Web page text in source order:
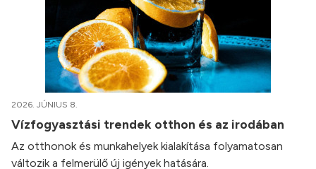
2026. JÚNIUS 8.
Vízfogyasztási trendek otthon és az irodában
Az otthonok és munkahelyek kialakítása folyamatosan
változik a felmerülő új igények hatására.